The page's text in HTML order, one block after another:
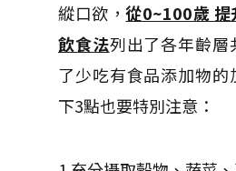
縱口欲，從0~100歲 提
飲食法列出了各年齡層
了少吃有食品添加物的
下3點也要特別注意：